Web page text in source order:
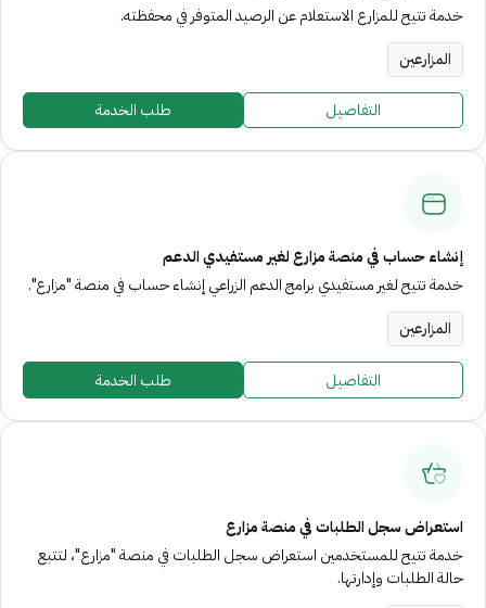
خدمة تتيح للمزارع الاستعلام عن الرصيد المتوفر في محفظته.
المزارعين
التفاصيل طلب الخدمة
إنشاء حساب في منصة مزارع لغير مستفيدي الدعم
خدمة تتيح لغير مستفيدي برامج الدعم الزراعي إنشاء حساب في منصة "مزارع".
المزارعين
التفاصيل طلب الخدمة
استعراض سجل الطلبات في منصة مزارع
خدمة تتيح للمستخدمين استعراض سجل الطلبات في منصة "مزارع"، لتتبع
حالة الطلبات وإدارتها.